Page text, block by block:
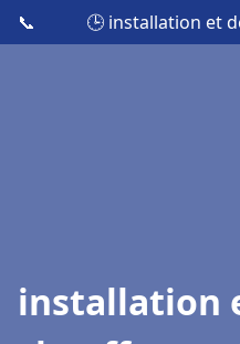
📞 🕒 installation et
installation